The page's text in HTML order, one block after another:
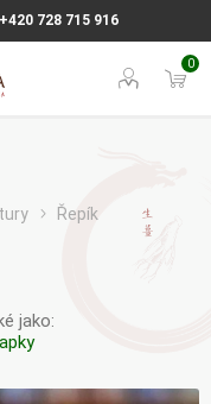
+420 728 715 916
0
Řepík
jako: